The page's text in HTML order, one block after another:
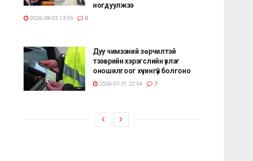
ногдуулжээ
2026-08-03 13:55 0
Дуу чимээний зөрчилтэй
тээврийн хэрэгслийн үзлэг
оношилгоог хүчингүй болгоно
2026-07-31 22:54 7